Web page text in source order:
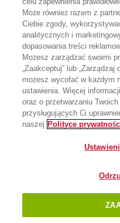
Może również razem z
Ciebie zgody,
analitycznych i
dopasowania treści
Możesz zarządzać swoimi
„Zaakceptuj” lub
możesz wycofać w każdym
ustawienia. Więcej
oraz o przetwarzaniu
przysługujących Ci
naszej Polityce